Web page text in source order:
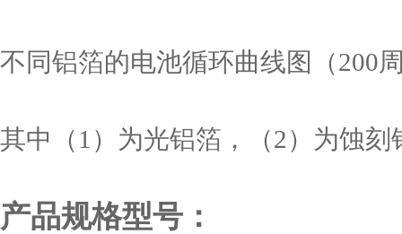
不同铝箔的电池循环曲线图（200
其中（1）为光铝箔，（2）为蚀
产品规格型号：